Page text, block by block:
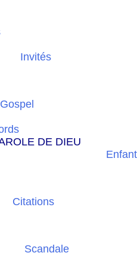
Invités
Gospel
Citations
Scandale